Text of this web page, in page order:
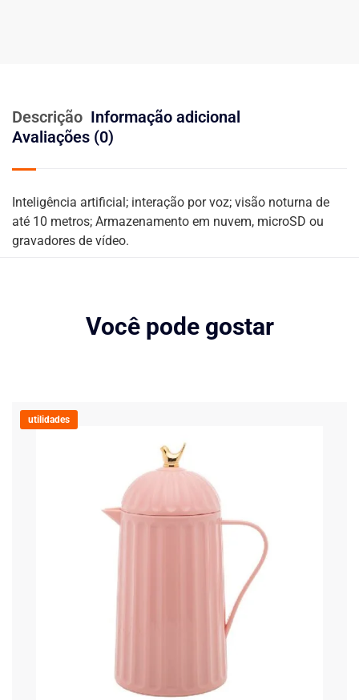
Descrição Informação adicional
Avaliações (0)
Inteligência artificial; interação por voz; visão noturna de
até 10 metros; Armazenamento em nuvem, microSD ou
gravadores de vídeo.
Você pode gostar
utilidades